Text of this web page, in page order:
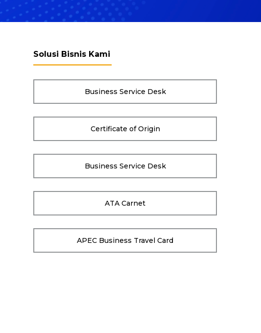
Solusi Bisnis Kami
Business Service Desk
Certificate of Origin
Business Service Desk
ATA Carnet
APEC Business Travel Card